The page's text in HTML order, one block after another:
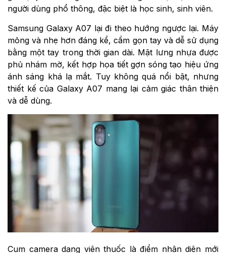
người dùng phổ thông, đặc biệt là học sinh, sinh viên.
Samsung Galaxy A07 lại đi theo hướng ngược lại. Máy
mỏng và nhẹ hơn đáng kể, cầm gọn tay và dễ sử dụng
bằng một tay trong thời gian dài. Mặt lưng nhựa được
phủ nhám mờ, kết hợp họa tiết gợn sóng tạo hiệu ứng
ánh sáng khá lạ mắt. Tuy không quá nổi bật, nhưng
thiết kế của Galaxy A07 mang lại cảm giác thân thiện
và dễ dùng.
Cụm camera dạng viên thuốc là điểm nhận diện mới